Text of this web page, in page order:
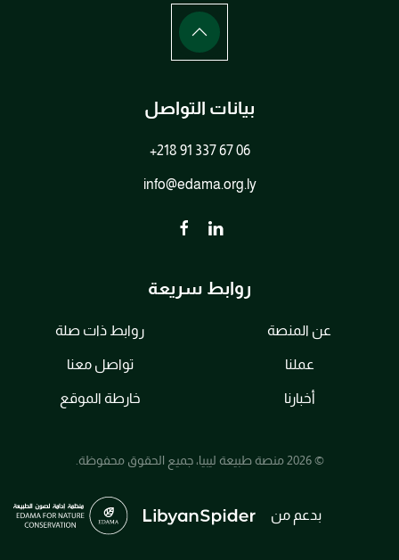
بيانات التواصل
+218 91 337 67 06
info@edama.org.ly
روابط سريعة
عن المنصة
عملنا
أخبارنا
روابط ذات صلة
تواصل معنا
خارطة الموقع
© 2026 منصة طبيعة ليبيا، جميع الحقوق محفوظة.
بدعم من